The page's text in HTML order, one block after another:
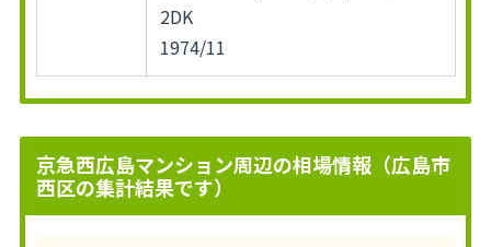
2DK
1974/11
京急西広島マンション周辺の相場情報（広島市
西区の集計結果です）